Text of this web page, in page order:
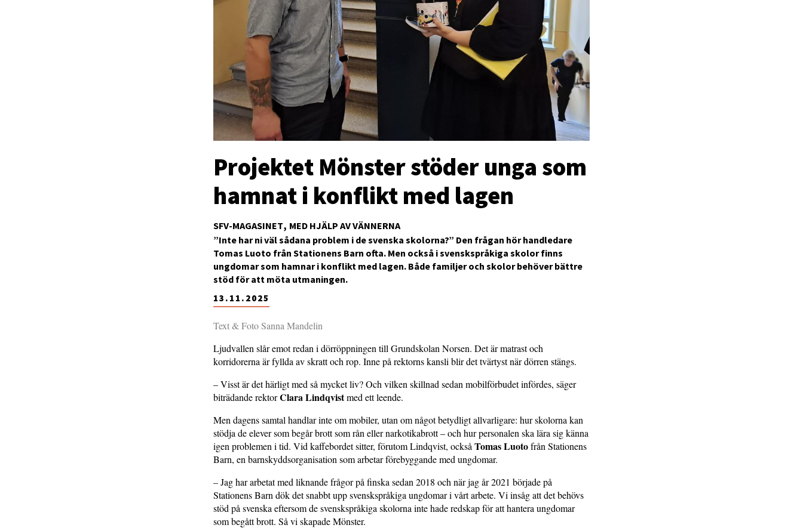
SFV-MAGASINET MED HJÄLP AV VÄNNERNA
Projektet Mönster stöder unga som
hamnat i konflikt med lagen
13.11.2025
”Inte har ni väl sådana problem i de svenska skolorna?” Den frågan hör handledare
Tomas Luoto från Stationens Barn ofta. Men också i svenskspråkiga skolor finns
ungdomar som hamnar i konflikt med lagen. Både familjer och skolor behöver bättre
stöd för att möta utmaningen.
Text & Foto Sanna Mandelin
Ljudvallen slår emot redan i dörröppningen till Grundskolan Norsen. Det är matrast och
korridorerna är fyllda av skratt och rop. Inne på rektorns kansli blir det tvärtyst när dörren stängs.
– Visst är det härligt med så mycket liv? Och vilken skillnad sedan mobilförbudet infördes, säger
biträdande rektorClara Lindqvistmed ett leende.
Men dagens samtal handlar inte om mobiler, utan om något betydligt allvarligare: hur skolorna kan
stödja de elever som begår brott som rån eller narkotikabrott – och hur personalen ska lära sig känna
igen problemen i tid. Vid kaffebordet sitter, förutom Lindqvist, också Tomas Luotofrån Stationens
Barn, en barnskyddsorganisation som arbetar förebyggande med ungdomar.
– Jag har arbetat med liknande frågor på finska sedan 2018 och när jag år 2021 började på
Stationens Barn dök det snabbt upp svenskspråkiga ungdomar i vårt arbete. Vi insåg att det behövs
stöd på svenska eftersom de svenskspråkiga skolorna inte hade redskap för att hantera ungdomar
som begått brott. Så vi skapade Mönster.